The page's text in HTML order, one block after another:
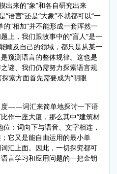
出来的“象”和各自研究出来
“语言”还是“大象”不就都可以“一
“相加”并不能形成一套浑然一
上，我们跟故事中的“盲人”是一
顾及自己的领域，都只是从某一
窥测语言的整体规律。这也是
谜、我们仍需努力探索语言规
索方面首先需要成为“明眼
度——词汇来简单地探讨一下语
作一座大厦，那么其中“建筑材
：词向下与语音、文字相连，
它又是能自由运用的最小单
汇上面。因此，一切探究都可
言学习和应用问题的一把金钥